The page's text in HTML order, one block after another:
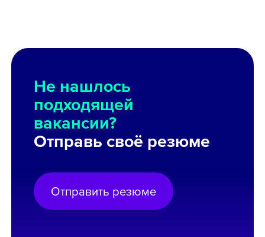
Не нашлось
подходящей
вакансии?
Отправь своё резюме
Отправить резюме